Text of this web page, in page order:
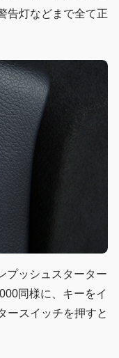
告灯などまで全て正
プッシュスターター
同様に、キーをイ
ースイッチを押すと